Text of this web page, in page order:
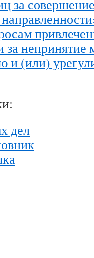
за
за непринятие
и (или)
дел